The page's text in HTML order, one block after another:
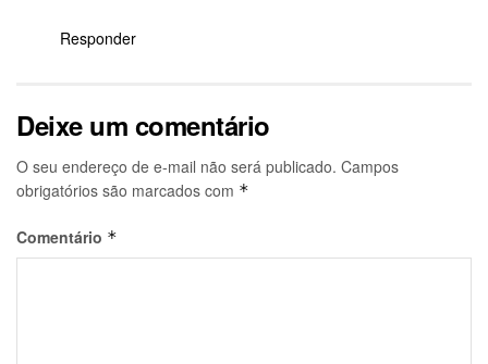
Responder
Deixe um comentário
O seu endereço de e-mail não será publicado. Campos
obrigatórios são marcados com *
Comentário *